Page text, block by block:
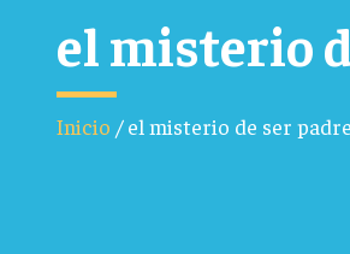
el misterio
Inicio /el misterio de ser